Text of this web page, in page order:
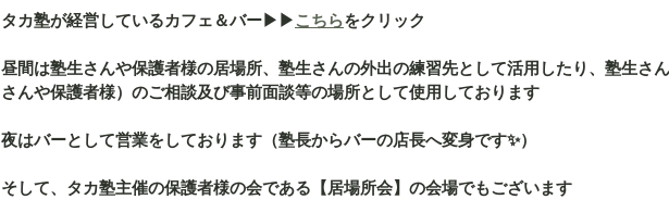
タカ塾が経営しているカフェ＆バー▶︎▶︎こちらをクリック
昼間は塾生さんや保護者様の居場所、塾生さんの外出の練習先として活用したり、塾生さ
さんや保護者様）のご相談及び事前面談等の場所として使用しております
夜はバーとして営業をしております（塾長からバーの店長へ変身です✨）
そして、タカ塾主催の保護者様の会である【居場所会】の会場でもございます